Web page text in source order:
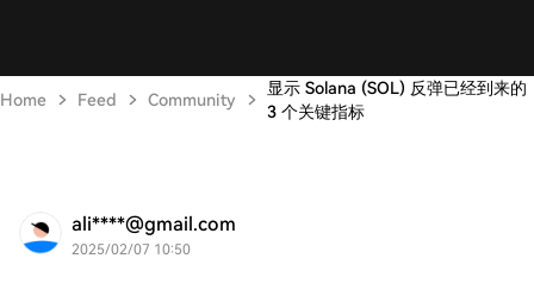
Home Feed Community
显示 Solana (SOL) 反弹已经到来的
3 个关键指标
ali****@gmail.com
2025/02/07 10:50